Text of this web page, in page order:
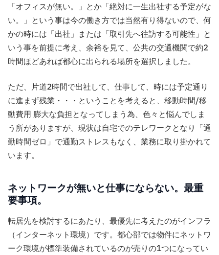
「オフィスが無い。」とか「絶対に一生出社する予定がな
い。」という事は今の働き方では当然有り得ないので、何
かの時には「出社」または「取引先へ往訪する可能性」と
いう事を前提に考え、余裕を見て、公共の交通機関で約2
時間ほどあれば都心に出られる場所を選択しました。
ただ、片道2時間で出社して、仕事して、時には予定通り
に進まず残業・・・ということを考えると、移動時間/移
動費用 膨大な負担となってしまう為、色々と悩んでしま
う所がありますが、現状は自宅でのテレワークとなり「通
勤時間ゼロ」で通勤ストレスもなく、業務に取り掛かれて
います。
ネットワークが無いと仕事にならない。最重
要事項。
転居先を検討するにあたり、最優先に考えたのがインフラ
（インターネット環境）です。都心部では物件にネットワ
ーク環境が標準装備されているのが売りの1つになってい